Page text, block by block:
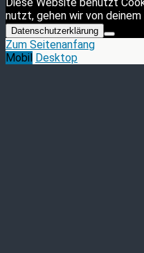
nutzt, gehen wir von deinem
Datenschutzerklärung
Zum Seitenanfang
Mobil Desktop